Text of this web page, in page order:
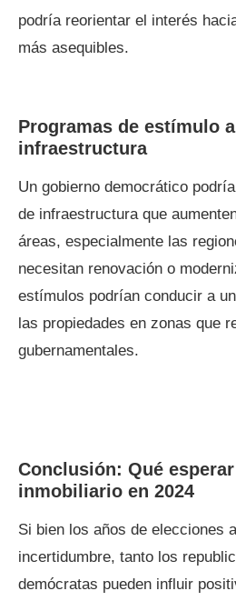
podría reorientar el interés
más asequibles.
Programas de estímulo
infraestructura
Un gobierno democrático
de infraestructura que
áreas, especialmente las
necesitan renovación o
estímulos podrían conducir a
las propiedades en zonas que
gubernamentales.
Conclusión: Qué
inmobiliario en 2024
Si bien los años de elecciones
incertidumbre, tanto los
demócratas pueden influir